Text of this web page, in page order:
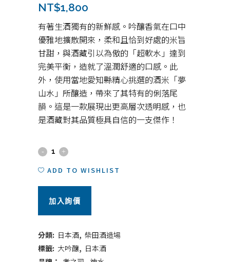
NT$1,800
有著生酒獨有的新鮮感。吟釀香氣在口中
優雅地擴散開來，柔和且恰到好處的米旨
甘甜，與酒藏引以為傲的「超軟水」達到
完美平衡，造就了溫潤舒適的口感。此
外，使用當地愛知縣精心挑選的酒米「夢
山水」所釀造，帶來了其特有的俐落尾
韻。這是一款展現出更高層次透明感，也
是酒藏對其品質極具自信的一支傑作！
孝
之
司
720ml
ADD TO WISHLIST
加入詢價
分類: 日本酒, 柴田酒造場
標籤: 大吟釀, 日本酒